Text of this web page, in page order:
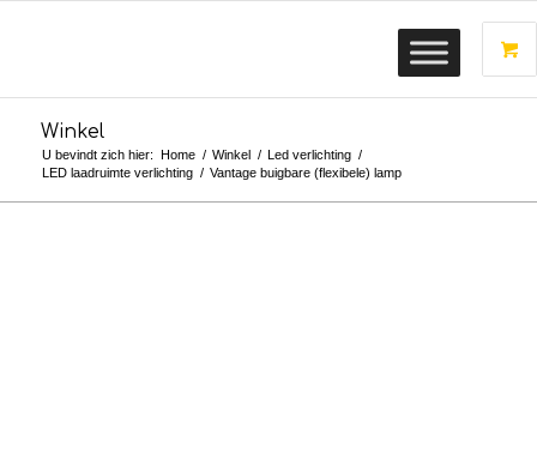
Winkel
U bevindt zich hier: Home / Winkel / Led verlichting /
LED laadruimte verlichting / Vantage buigbare (flexibele) lamp